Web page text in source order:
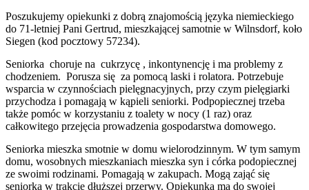
Poszukujemy opiekunki z dobrą znajomością języka niemieckiego
do 71-letniej Pani Gertrud, mieszkającej samotnie w Wilnsdorf, koło
Siegen (kod pocztowy 57234).
Seniorka choruje na cukrzycę , inkontynencję i ma problemy z
chodzeniem. Porusza się za pomocą laski i rolatora. Potrzebuje
wsparcia w czynnościach pielęgnacyjnych, przy czym pielęgiarki
przychodza i pomagają w kąpieli seniorki. Podpopiecznej trzeba
także pomóc w korzystaniu z toalety w nocy (1 raz) oraz
całkowitego przejęcia prowadzenia gospodarstwa domowego.
Seniorka mieszka smotnie w domu wielorodzinnym. W tym samym
domu, wosobnych mieszkaniach mieszka syn i córka podopiecznej
ze swoimi rodzinami. Pomagają w zakupach. Mogą zająć się
seniorką w trakcie dłuższej przerwy. Opiekunka ma do swojej